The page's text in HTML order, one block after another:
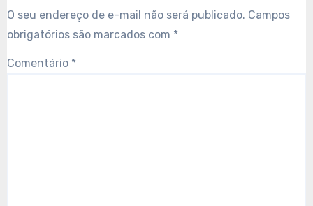
O seu endereço de e-mail não será publicado. Campos
obrigatórios são marcados com *
Comentário *